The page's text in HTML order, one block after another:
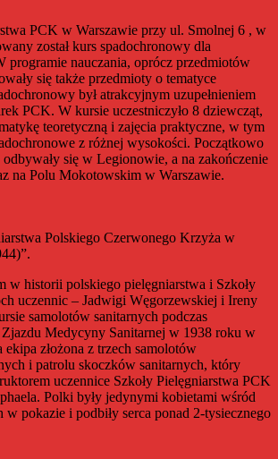
PCK w Warszawie przy ul. Smolnej 6 , w
został kurs spadochronowy dla
programie nauczania, oprócz przedmiotów
się także przedmioty o tematyce
był atrakcyjnym uzupełnieniem
PCK. W kursie uczestniczyło 8 dziewcząt,
teoretyczną i zajęcia praktyczne, w tym
z różnej wysokości. Początkowo
się w Legionowie, a na zakończenie
na Polu Mokotowskim w Warszawie.
Polskiego Czerwonego Krzyża w
w historii polskiego pielęgniarstwa i Szkoły
uczennic – Jadwigi Węgorzewskiej i Ireny
samolotów sanitarnych podczas
Medycyny Sanitarnej w 1938 roku w
złożona z trzech samolotów
i patrolu skoczków sanitarnych, który
uczennice Szkoły Pielęgniarstwa PCK
Polki były jedynymi kobietami wśród
w pokazie i podbiły serca ponad 2-tysiecznego